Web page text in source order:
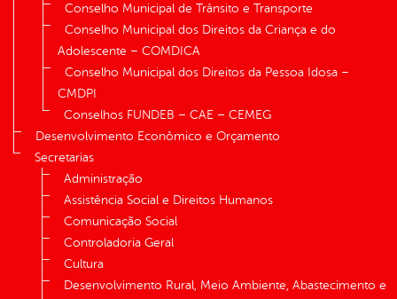
Conselho Municipal de Trânsito e Transporte
Conselho Municipal dos Direitos da Criança e do
Adolescente – COMDICA
Conselho Municipal dos Direitos da Pessoa Idosa –
CMDPI
Conselhos FUNDEB – CAE – CEMEG
Desenvolvimento Econômico e Orçamento
Secretarias
Administração
Assistência Social e Direitos Humanos
Comunicação Social
Controladoria Geral
Cultura
Desenvolvimento Rural, Meio Ambiente, Abastecimento e